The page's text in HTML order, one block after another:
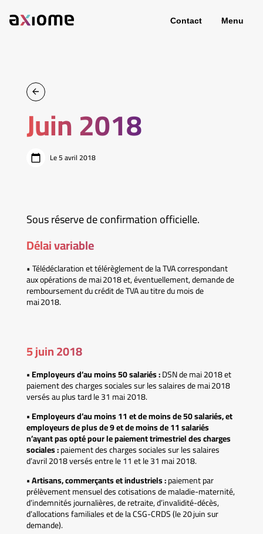
Contact Menu
Juin 2018
Le 5 avril 2018
Sous réserve de confirmation officielle.
Délai variable
• Télédéclaration et télérèglement de la TVA correspondant
aux opérations de mai 2018 et, éventuellement, demande de
remboursement du crédit de TVA au titre du mois de
mai 2018.
5 juin 2018
• Employeurs d’au moins 50 salariés :DSN de mai 2018 et
paiement des charges sociales sur les salaires de mai 2018
versés au plus tard le 31 mai 2018.
• Employeurs d’au moins 11 et de moins de 50 salariés, et
employeurs de plus de 9 et de moins de 11 salariés
n’ayant pas opté pour le paiement trimestriel des charges
sociales :paiement des charges sociales sur les salaires
d’avril 2018 versés entre le 11 et le 31 mai 2018.
• Artisans, commerçants et industriels :paiement par
prélèvement mensuel des cotisations de maladie-maternité,
d’indemnités journalières, de retraite, d’invalidité-décès,
d’allocations familiales et de la CSG-CRDS (le 20 juin sur
demande).